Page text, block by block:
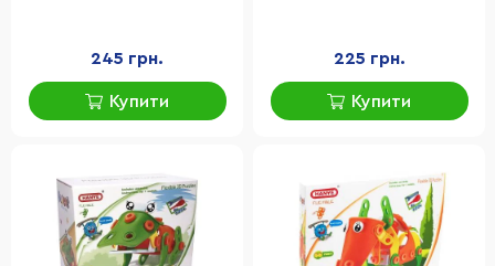
245 грн.
Купити
225 грн.
Купити